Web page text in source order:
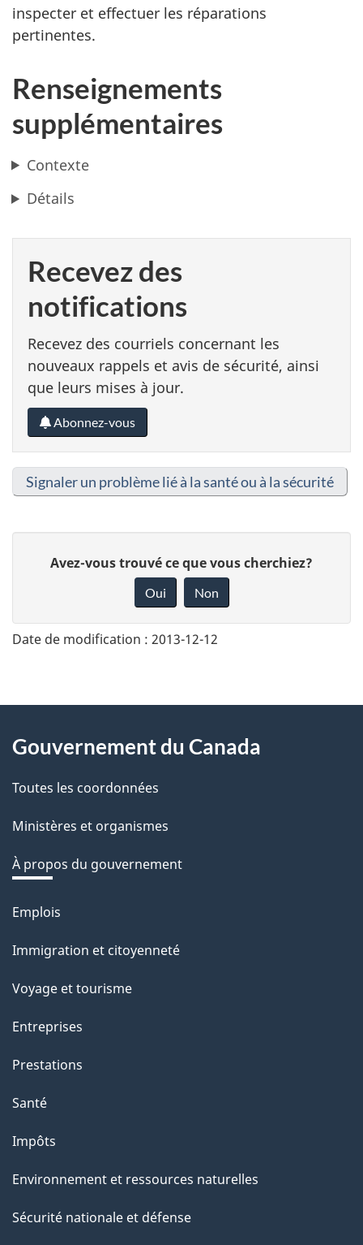
inspecter et effectuer les réparations
pertinentes.
Renseignements
supplémentaires
Contexte
Détails
Recevez des
notifications
Recevez des courriels concernant les
nouveaux rappels et avis de sécurité, ainsi
que leurs mises à jour.
Abonnez-vous
Signaler un problème lié à la santé ou à la sécurité
n
v
o
t
r
r
é
t
r
a
c
i
o
s
u
c
e
Avez-vous trouvé ce que vous cherchiez?
Oui Non
Date de modification : 2013-12-12
About
this
site
Gouvernement du Canada
Toutes les coordonnées
Ministères et organismes
À propos du gouvernement
Thèmes
sujets
Emplois
Immigration et citoyenneté
Voyage et tourisme
Entreprises
Prestations
Santé
Impôts
Environnement et ressources naturelles
Sécurité nationale et défense